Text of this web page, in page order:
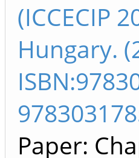
(ICCECIP
Hungary.
Paper: